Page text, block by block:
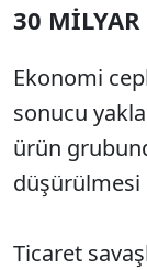
30
Ekonomi
sonucu
ürün
düşürülmesi
Ticaret